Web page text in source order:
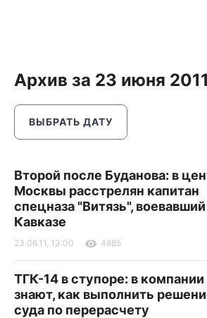
Архив за 23 июня
ВЫБРАТЬ ДАТУ
Второй после Буданова: в
Москвы расстрелян капитан
спецназа "Витязь",
Кавказе
23.06.11, 13:00 4885
ТГК-14 в ступоре: в компании
знают, как выполнить
суда по перерасчету